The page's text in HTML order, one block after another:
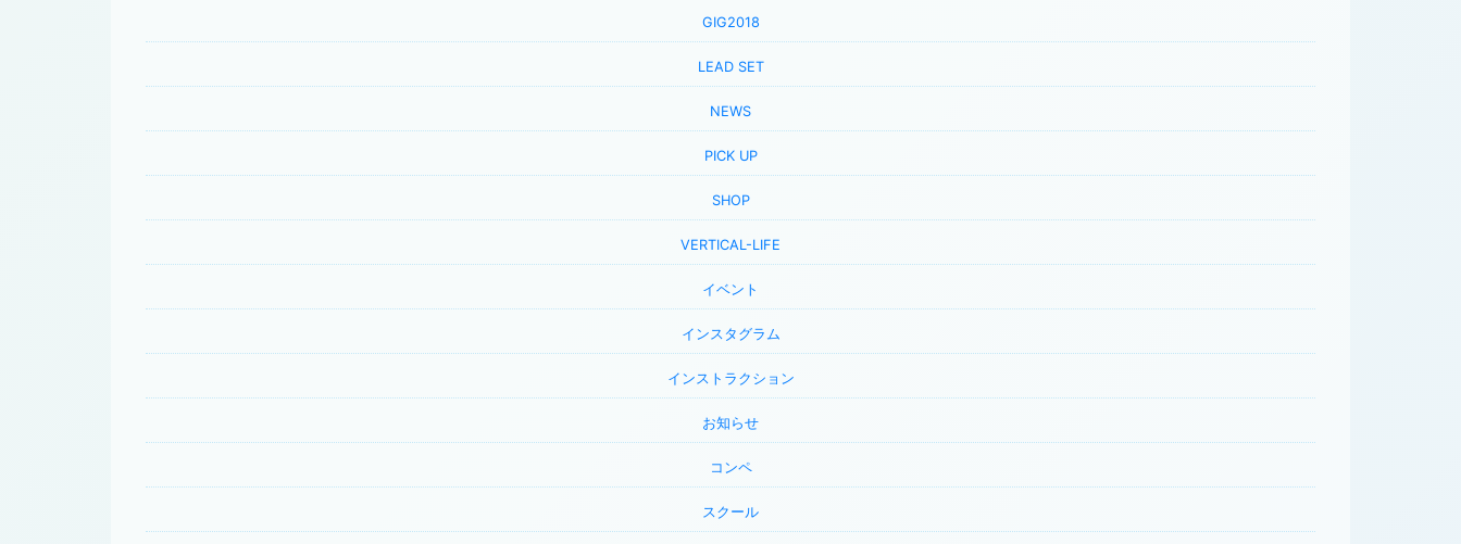
GIG2018
LEAD SET
NEWS
PICK UP
SHOP
VERTICAL-LIFE
イベント
インスタグラム
インストラクション
お知らせ
コンペ
スクール